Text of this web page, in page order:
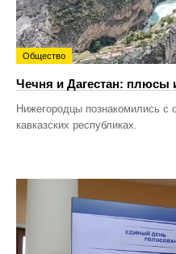
Общество
Чечня и Дагестан: плюсы
Нижегородцы познакомились с
кавказских республиках.